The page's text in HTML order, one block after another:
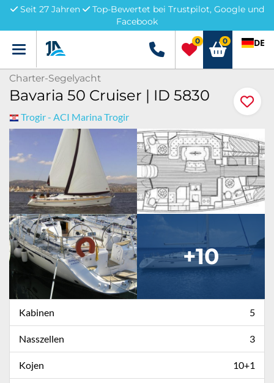
Seit 27 Jahren
Top-Bewertet bei Trustpilot, Google und
Facebook
Menü +49 5741 3222690
0 0 DE
Charter-Segelyacht
Bavaria 50 Cruiser | ID 5830
Trogir - ACI Marina Trogir
+10
Kabinen 5
Nasszellen 3
Kojen 10+1